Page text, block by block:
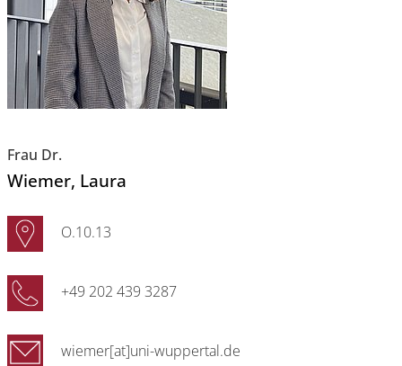
Frau Dr.
Wiemer, Laura
O.10.13
+49 202 439 3287
wiemer[at]uni-wuppertal.de